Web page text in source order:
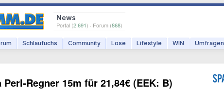
News
Portal (2.691) · Forum (868)
Schlaufuchs Community Lose Lifestyle WIN Umfragen
Perl-Regner 15m für 21,84€ (EEK: B)